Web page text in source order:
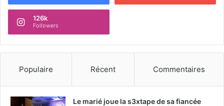
126k
Followers
Populaire Récent Commentaires
Le marié joue la s3xtape de sa fiancée